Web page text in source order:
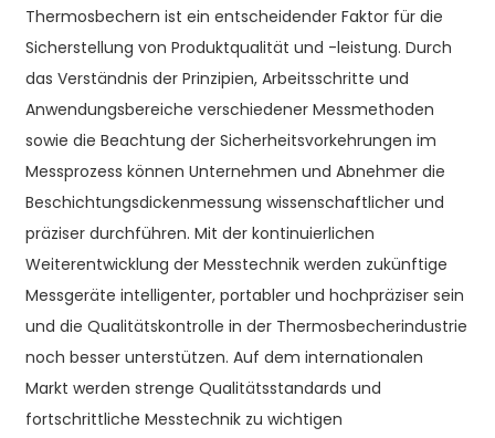
Thermosbechern ist ein entscheidender Faktor für die
Sicherstellung von Produktqualität und -leistung. Durch
das Verständnis der Prinzipien, Arbeitsschritte und
Anwendungsbereiche verschiedener Messmethoden
sowie die Beachtung der Sicherheitsvorkehrungen im
Messprozess können Unternehmen und Abnehmer die
Beschichtungsdickenmessung wissenschaftlicher und
präziser durchführen. Mit der kontinuierlichen
Weiterentwicklung der Messtechnik werden zukünftige
Messgeräte intelligenter, portabler und hochpräziser sein
und die Qualitätskontrolle in der Thermosbecherindustrie
noch besser unterstützen. Auf dem internationalen
Markt werden strenge Qualitätsstandards und
fortschrittliche Messtechnik zu wichtigen